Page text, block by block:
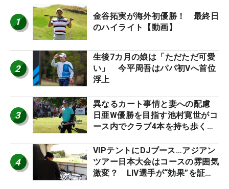
1
金谷拓実が海外初優勝！ 最終日
のハイライト【動画】
2
生後7カ月の娘は「ただただ可愛
い」 今平周吾はパパ初Vへ首位
浮上
3
異なるカート事情と妻への配慮
日亜W優勝を目指す池村寛世がコ
ース内でクラブ4本を持ち歩く理
4
VIPテントにDJブース…アジアン
ツアー日本大会はコースの雰囲気
激変？ LIV選手が“効果”を証言